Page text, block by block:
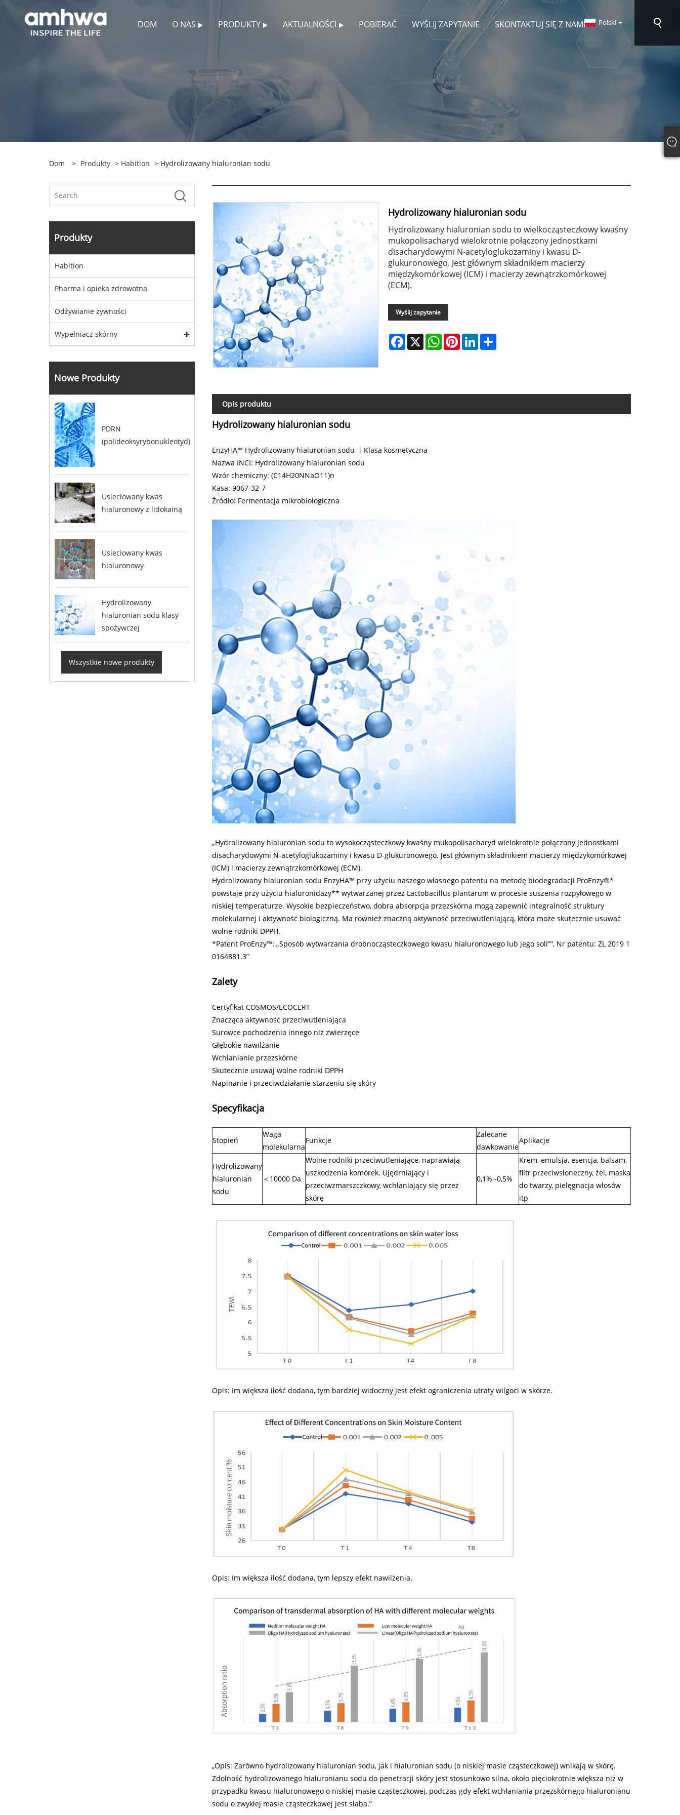
DOM O NAS PRODUKTY AKTUALNOŚCI POBIERAĆ WYŚLIJ ZAPYTANIE SKONTAKTUJ SIĘ Z NAMI Polski
Dom > Produkty > Habition > Hydrolizowany hialuronian sodu
Produkty
Habition
Pharma i opieka zdrowotna
Odżywianie żywności
Wypełniacz skórny
Nowe Produkty
PDRN
(polideoksyrybonukleotyd)
Usieciowany kwas
hialuronowy z lidokainą
Usieciowany kwas
hialuronowy
Hydrolizowany
hialuronian sodu klasy
spożywczej
Wszystkie nowe produkty
Hydrolizowany hialuronian sodu
Hydrolizowany hialuronian sodu to wielkocząsteczkowy kwaśny
mukopolisacharyd wielokrotnie połączony jednostkami
disacharydowymi N-acetyloglukozaminy i kwasu D-
glukuronowego. Jest głównym składnikiem macierzy
międzykomórkowej (ICM) i macierzy zewnątrzkomórkowej
(ECM).
Wyślij zapytanie
Facebook
X WhatsAppPinterestLinkedInShare
Opis produktu
Hydrolizowany hialuronian sodu
EnzyHA™ Hydrolizowany hialuronian sodu 丨Klasa kosmetyczna
Nazwa INCI: Hydrolizowany hialuronian sodu
Wzór chemiczny: (C14H20NNaO11)n
Kasa: 9067-32-7
Źródło: Fermentacja mikrobiologiczna
„Hydrolizowany hialuronian sodu to wysokocząsteczkowy kwaśny mukopolisacharyd wielokrotnie połączony jednostkami
disacharydowymi N-acetyloglukozaminy i kwasu D-glukuronowego. Jest głównym składnikiem macierzy międzykomórkowej
(ICM) i macierzy zewnątrzkomórkowej (ECM).
Hydrolizowany hialuronian sodu EnzyHA™ przy użyciu naszego własnego patentu na metodę biodegradacji ProEnzy®*
powstaje przy użyciu hialuronidazy** wytwarzanej przez Lactobacillus plantarum w procesie suszenia rozpyłowego w
niskiej temperaturze. Wysokie bezpieczeństwo, dobra absorpcja przezskórna mogą zapewnić integralność struktury
molekularnej i aktywność biologiczną. Ma również znaczną aktywność przeciwutleniającą, która może skutecznie usuwać
wolne rodniki DPPH.
*Patent ProEnzy™: „Sposób wytwarzania drobnocząsteczkowego kwasu hialuronowego lub jego soli””, Nr patentu: ZL 2019 1
0164881.3”
Zalety
Certyfikat COSMOS/ECOCERT
Znacząca aktywność przeciwutleniająca
Surowce pochodzenia innego niż zwierzęce
Głębokie nawilżanie
Wchłanianie przezskórne
Skutecznie usuwaj wolne rodniki DPPH
Napinanie i przeciwdziałanie starzeniu się skóry
Specyfikacja
Stopień
Waga
molekularna
Funkcje
Zalecane
dawkowanie
Aplikacje
Hydrolizowany
hialuronian
sodu
＜10000 Da
Wolne rodniki przeciwutleniające, naprawiają
uszkodzenia komórek. Ujędrniający i
przeciwzmarszczkowy, wchłaniający się przez
skórę
0,1% -0,5%
Krem, emulsja, esencja, balsam,
filtr przeciwsłoneczny, żel, maska
​​do twarzy, pielęgnacja włosów
itp
Opis: Im większa ilość dodana, tym bardziej widoczny jest efekt ograniczenia utraty wilgoci w skórze.
Opis: Im większa ilość dodana, tym lepszy efekt nawilżenia.
„Opis: Zarówno hydrolizowany hialuronian sodu, jak i hialuronian sodu (o niskiej masie cząsteczkowej) wnikają w skórę.
Zdolność hydrolizowanego hialuronianu sodu do penetracji skóry jest stosunkowo silna, około pięciokrotnie większa niż w
przypadku kwasu hialuronowego o niskiej masie cząsteczkowej, podczas gdy efekt wchłaniania przezskórnego hialuronianu
sodu o zwykłej masie cząsteczkowej jest słaba.”